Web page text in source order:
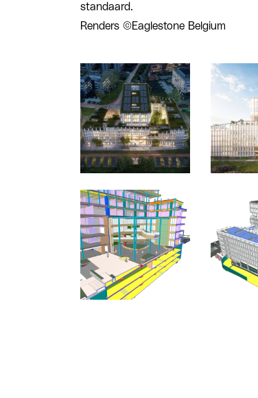
standaard.
Renders ©Eaglestone Belgium